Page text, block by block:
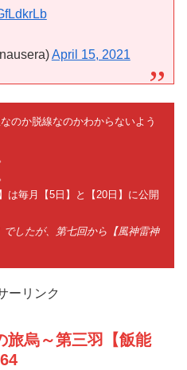
April 15, 2021
のか脱線なのかわからないよう
。
は毎月【5日】と【20日】に公開
したが、第七回から【風神雷神
ーリンク
旅烏～第三羽【飯能